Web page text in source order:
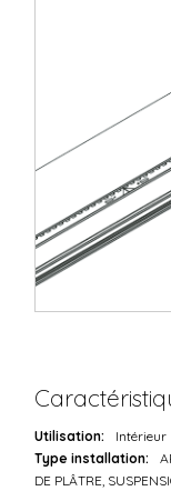
Utilisation:
Intérieur
Type installation:
DE PLÂTRE,